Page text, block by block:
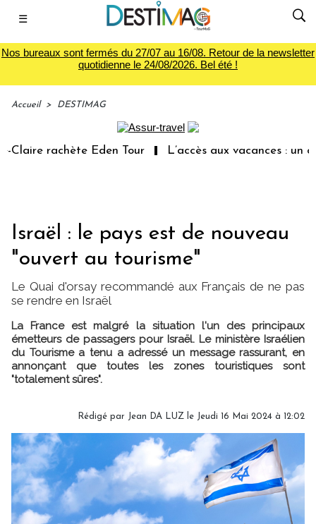
☰
Nos bureaux sont fermés du 27/07 au 16/08. Retour de la newsletter
quotidienne le 24/08/2026. Bel été !
Accueil > DESTIMAG
rachète Eden Tour L’accès aux vacances : un
Israël : le pays est de nouveau
"ouvert au tourisme"
Le Quai d'orsay recommandé aux Français de ne pas
se rendre en Israël
La France est malgré la situation l'un des principaux
émetteurs de passagers pour Israël. Le ministère Israélien
du Tourisme a tenu a adressé un message rassurant, en
annonçant que toutes les zones touristiques sont
"totalement sûres".
Rédigé par Jean DA LUZ le Jeudi 16 Mai 2024 à 12:02